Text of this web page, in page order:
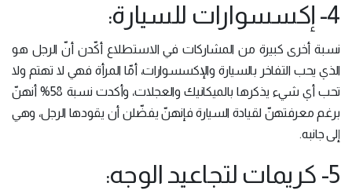
4- إكسسوارات للسيارة:
نسبة أخرى كبيرة من المشاركات في الاستطلاع أكّدن أنّ الرجل هو
الذي يحب التفاخر بالسيارة والإكسسوارات، أمّا المرأة فهي لا تهتم ولا
تحب أي شيء يذكرها بالميكانيك والعجلات، وأكدت نسبة 58% أنهنّ
برغم معرفتهنّ لقيادة السيارة فإنهنّ يفضّلن أن يقودها الرجل، وهي
إلى جانبه.
5- كريمات لتجاعيد الوجه: